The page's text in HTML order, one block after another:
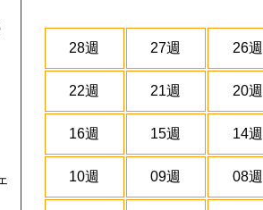
28週 27週 26週
22週 21週 20週
16週 15週 14週
10週 09週 08週